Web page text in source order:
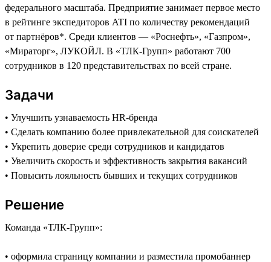
федерального масштаба. Предприятие занимает первое место
в рейтинге экспедиторов ATI по количеству рекомендаций
от партнёров*. Среди клиентов — «Роснефть», «Газпром»,
«Мираторг», ЛУКОЙЛ. В «ТЛК-Групп» работают 700
сотрудников в 120 представительствах по всей стране.
Задачи
• Улучшить узнаваемость HR-бренда
• Сделать компанию более привлекательной для соискателей
• Укрепить доверие среди сотрудников и кандидатов
• Увеличить скорость и эффективность закрытия вакансий
• Повысить лояльность бывших и текущих сотрудников
Решение
Команда «ТЛК-Групп»:
• оформила страницу компании и разместила промобаннер